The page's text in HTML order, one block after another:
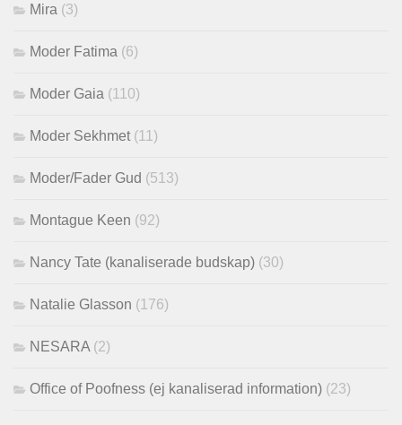
Mira (3)
Moder Fatima (6)
Moder Gaia (110)
Moder Sekhmet (11)
Moder/Fader Gud (513)
Montague Keen (92)
Nancy Tate (kanaliserade budskap) (30)
Natalie Glasson (176)
NESARA (2)
Office of Poofness (ej kanaliserad information) (23)